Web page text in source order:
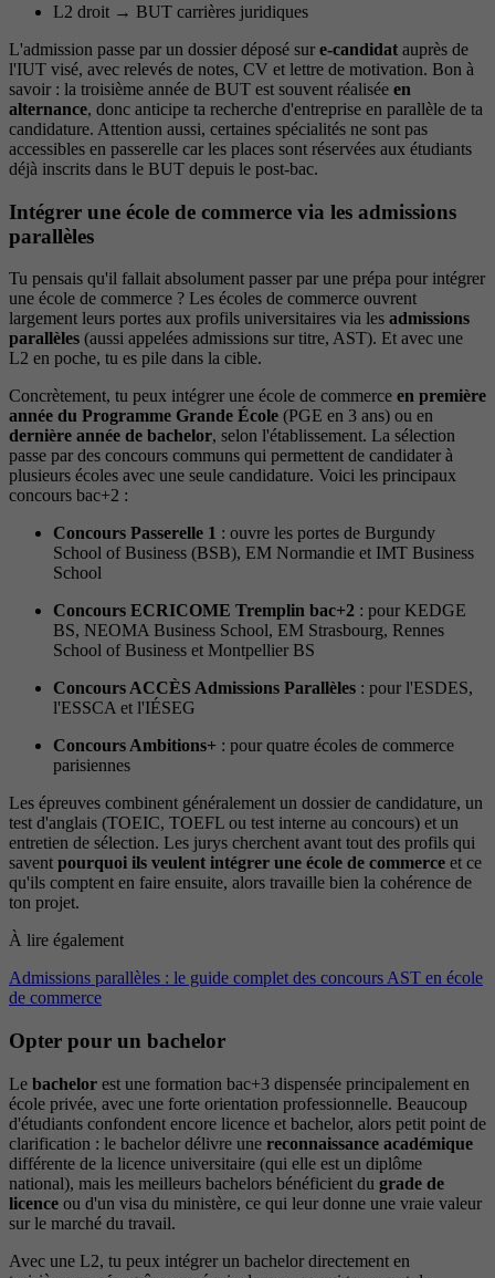
L2 droit → BUT carrières juridiques
L'admission passe par un dossier déposé sur e-candidat auprès de
l'IUT visé, avec relevés de notes, CV et lettre de motivation. Bon à
savoir : la troisième année de BUT est souvent réalisée en
alternance, donc anticipe ta recherche d'entreprise en parallèle de ta
candidature. Attention aussi, certaines spécialités ne sont pas
accessibles en passerelle car les places sont réservées aux étudiants
déjà inscrits dans le BUT depuis le post-bac.
Intégrer une école de commerce via les admissions
parallèles
Tu pensais qu'il fallait absolument passer par une prépa pour intégrer
une école de commerce ? Les écoles de commerce ouvrent
largement leurs portes aux profils universitaires via les admissions
parallèles (aussi appelées admissions sur titre, AST). Et avec une
L2 en poche, tu es pile dans la cible.
Concrètement, tu peux intégrer une école de commerce en première
année du Programme Grande École (PGE en 3 ans) ou en
dernière année de bachelor, selon l'établissement. La sélection
passe par des concours communs qui permettent de candidater à
plusieurs écoles avec une seule candidature. Voici les principaux
concours bac+2 :
Concours Passerelle 1 : ouvre les portes de Burgundy
School of Business (BSB), EM Normandie et IMT Business
School
Concours ECRICOME Tremplin bac+2 : pour KEDGE
BS, NEOMA Business School, EM Strasbourg, Rennes
School of Business et Montpellier BS
Concours ACCÈS Admissions Parallèles : pour l'ESDES,
l'ESSCA et l'IÉSEG
Concours Ambitions+ : pour quatre écoles de commerce
parisiennes
Les épreuves combinent généralement un dossier de candidature, un
test d'anglais (TOEIC, TOEFL ou test interne au concours) et un
entretien de sélection. Les jurys cherchent avant tout des profils qui
savent pourquoi ils veulent intégrer une école de commerce et ce
qu'ils comptent en faire ensuite, alors travaille bien la cohérence de
ton projet.
À lire également
Admissions parallèles : le guide complet des concours AST en école
de commerce
Opter pour un bachelor
Le bachelor est une formation bac+3 dispensée principalement en
école privée, avec une forte orientation professionnelle. Beaucoup
d'étudiants confondent encore licence et bachelor, alors petit point de
clarification : le bachelor délivre une reconnaissance académique
différente de la licence universitaire (qui elle est un diplôme
national), mais les meilleurs bachelors bénéficient du grade de
licence ou d'un visa du ministère, ce qui leur donne une vraie valeur
sur le marché du travail.
Avec une L2, tu peux intégrer un bachelor directement en